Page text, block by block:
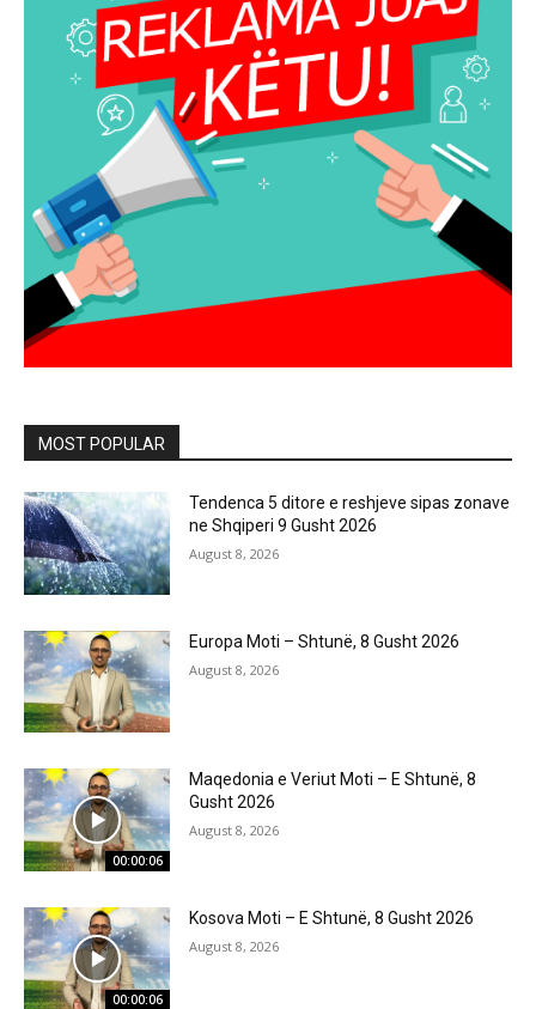
MOST POPULAR
Tendenca 5 ditore e reshjeve sipas zonave
ne Shqiperi 9 Gusht 2026
August 8, 2026
Europa Moti – Shtunë, 8 Gusht 2026
August 8, 2026
00:00:06
Maqedonia e Veriut Moti – E Shtunë, 8
Gusht 2026
August 8, 2026
00:00:06
Kosova Moti – E Shtunë, 8 Gusht 2026
August 8, 2026